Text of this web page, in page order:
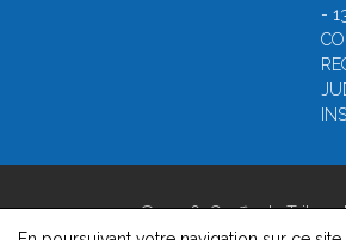
-
© 2026, Greffe du